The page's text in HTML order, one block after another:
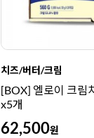
치즈/버터/크림
[BOX] 엘로이 크림
x5개
62,500원